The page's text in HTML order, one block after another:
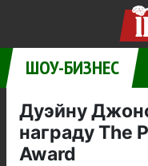
ШОУ-БИЗНЕС
Дуэйну
награду The
Award